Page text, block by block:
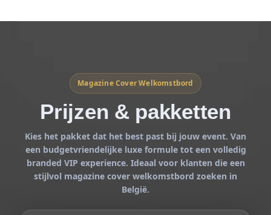
Magazine Cover Welkomstbord
Prijzen & pakketten
Kies het pakket dat het best past bij jouw event. Van
een
budgetvriendelijke luxe formule tot een
volledig
branded VIP experience
. Ideaal voor klanten die een
stijlvol magazine cover welkomstbord
België.